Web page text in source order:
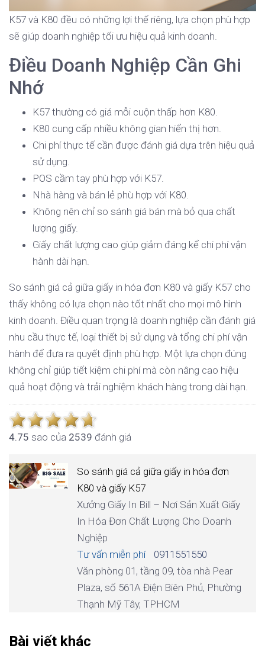
K57 và K80 đều có những lợi thế riêng, lựa chọn phù hợp
sẽ giúp doanh nghiệp tối ưu hiệu quả kinh doanh.
Điều Doanh Nghiệp Cần Ghi
Nhớ
K57 thường có giá mỗi cuộn thấp hơn K80.
K80 cung cấp nhiều không gian hiển thị hơn.
Chi phí thực tế cần được đánh giá dựa trên hiệu quả
sử dụng.
POS cầm tay phù hợp với K57.
Nhà hàng và bán lẻ phù hợp với K80.
Không nên chỉ so sánh giá bán mà bỏ qua chất
lượng giấy.
Giấy chất lượng cao giúp giảm đáng kể chi phí vận
hành dài hạn.
So sánh giá cả giữa giấy in hóa đơn K80 và giấy K57 cho
thấy không có lựa chọn nào tốt nhất cho mọi mô hình
kinh doanh. Điều quan trọng là doanh nghiệp cần đánh giá
nhu cầu thực tế, loại thiết bị sử dụng và tổng chi phí vận
hành để đưa ra quyết định phù hợp. Một lựa chọn đúng
không chỉ giúp tiết kiệm chi phí mà còn nâng cao hiệu
quả hoạt động và trải nghiệm khách hàng trong dài hạn.
4.75 sao của 2539 đánh giá
So sánh giá cả giữa giấy in hóa đơn
K80 và giấy K57
Xưởng Giấy In Bill – Nơi Sản Xuất Giấy
In Hóa Đơn Chất Lượng Cho Doanh
Nghiệp
Tư vấn miễn phí
0911551550
Văn phòng 01, tầng 09, tòa nhà Pear
Plaza, số 561A Điện Biên Phủ, Phường
Thạnh Mỹ Tây, TPHCM
Bài viết khác